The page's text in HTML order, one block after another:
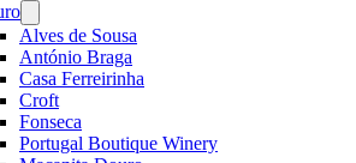
menu
Alves de Sousa
António Braga
Casa Ferreirinha
Croft
Fonseca
Portugal Boutique Winery